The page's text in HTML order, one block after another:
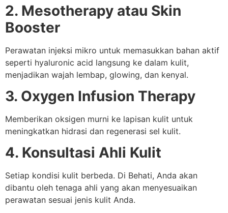
2. Mesotherapy atau Skin
Booster
Perawatan injeksi mikro untuk memasukkan bahan aktif
seperti hyaluronic acid langsung ke dalam kulit,
menjadikan wajah lembap, glowing, dan kenyal.
3. Oxygen Infusion Therapy
Memberikan oksigen murni ke lapisan kulit untuk
meningkatkan hidrasi dan regenerasi sel kulit.
4. Konsultasi Ahli Kulit
Setiap kondisi kulit berbeda. Di Behati, Anda akan
dibantu oleh tenaga ahli yang akan menyesuaikan
perawatan sesuai jenis kulit Anda.